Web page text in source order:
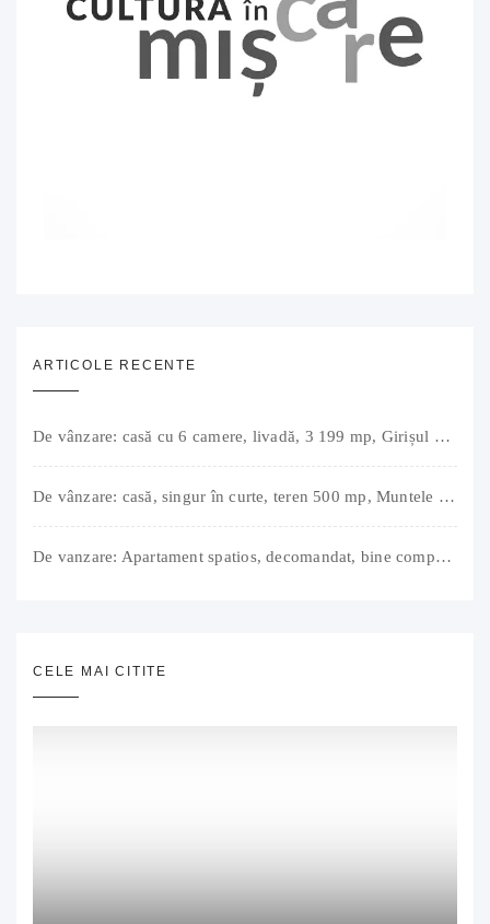
ARTICOLE RECENTE
De vânzare: casă cu 6 camere, livadă, 3 199 mp, Girișul Negru, Bihor, 42 000 Euro. Comision 0.
De vânzare: casă, singur în curte, teren 500 mp, Muntele Găina, Oradea. 157.000 € (negociabil). Comision 0.
De vanzare: Apartament spatios, decomandat, bine compartimentat, 3 camere, 2 bai, bucatarie, suprafață utilă de 64 mp + 3 balcoane (11 mp), strada Barierei, zona Dragos Voda Oradea. 89 500 E (neg). Comision 0
CELE MAI CITITE